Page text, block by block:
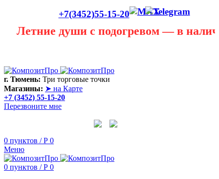
+7(3452)55-15-20
души с подогревом — в наличии!
г. Тюмень: Три торговые точки
Магазины: ➤ на Карте
+7 (3452) 55-15-20
Перезвоните мне
0 пунктов / Р 0
Меню
0 пунктов / Р 0